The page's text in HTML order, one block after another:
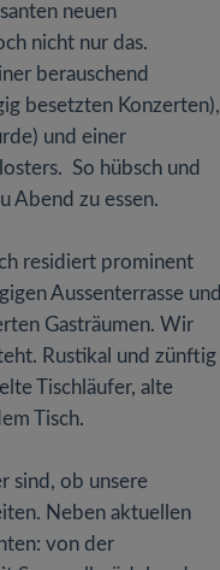
neuen
nicht nur das.
berauschend
besetzten Konzerten),
und einer
So hübsch und
Abend zu essen.
residiert prominent
Aussenterrasse und
Gasträumen. Wir
Rustikal und zünftig
Tischläufer, alte
Tisch.
sind, ob unsere
Neben aktuellen
von der